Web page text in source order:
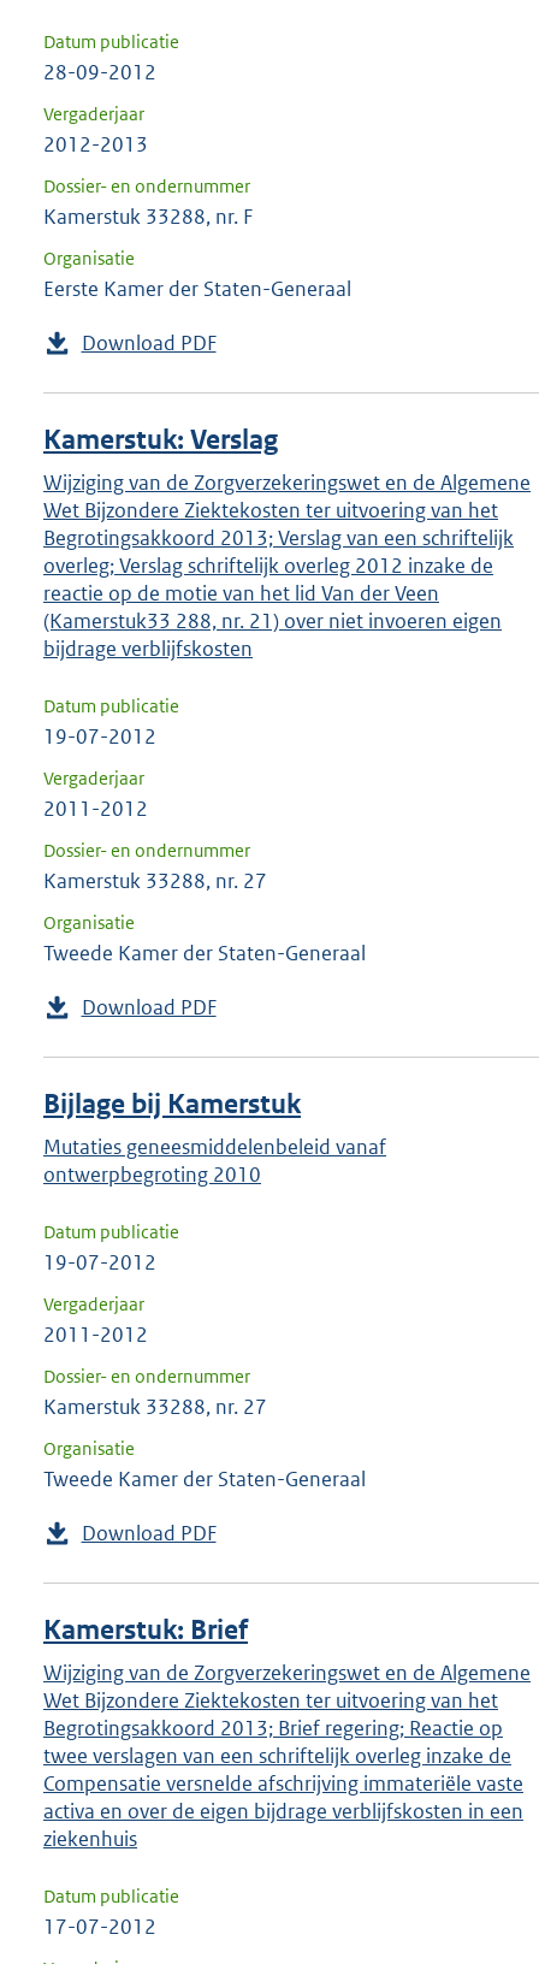
Datum publicatie
28-09-2012
Vergaderjaar
2012-2013
Dossier- en ondernummer
Kamerstuk 33288, nr. F
Organisatie
Eerste Kamer der Staten-Generaal
Download PDF
Kamerstuk: Verslag
Wijziging van de Zorgverzekeringswet en de Algemene
Wet Bijzondere Ziektekosten ter uitvoering van het
Begrotingsakkoord 2013; Verslag van een schriftelijk
overleg; Verslag schriftelijk overleg 2012 inzake de
reactie op de motie van het lid Van der Veen
(Kamerstuk33 288, nr. 21) over niet invoeren eigen
bijdrage verblijfskosten
Datum publicatie
19-07-2012
Vergaderjaar
2011-2012
Dossier- en ondernummer
Kamerstuk 33288, nr. 27
Organisatie
Tweede Kamer der Staten-Generaal
Download PDF
Bijlage bij Kamerstuk
Mutaties geneesmiddelenbeleid vanaf
ontwerpbegroting 2010
Datum publicatie
19-07-2012
Vergaderjaar
2011-2012
Dossier- en ondernummer
Kamerstuk 33288, nr. 27
Organisatie
Tweede Kamer der Staten-Generaal
Download PDF
Kamerstuk: Brief
Wijziging van de Zorgverzekeringswet en de Algemene
Wet Bijzondere Ziektekosten ter uitvoering van het
Begrotingsakkoord 2013; Brief regering; Reactie op
twee verslagen van een schriftelijk overleg inzake de
Compensatie versnelde afschrijving immateriële vaste
activa en over de eigen bijdrage verblijfskosten in een
ziekenhuis
Datum publicatie
17-07-2012